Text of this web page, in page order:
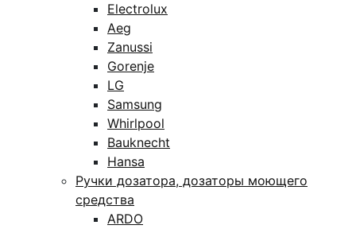
Electrolux
Aeg
Zanussi
Gorenje
LG
Samsung
Whirlpool
Bauknecht
Hansa
Ручки дозатора, дозаторы моющего
средства
ARDO